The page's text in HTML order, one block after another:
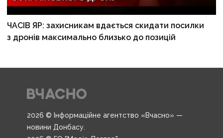
ЧАСІВ ЯР: захисникам вдається скидати посилки
з дронів максимально близько до позицій
2026 © Інформаційне агентство «Вчасно» —
новини Донбасу.